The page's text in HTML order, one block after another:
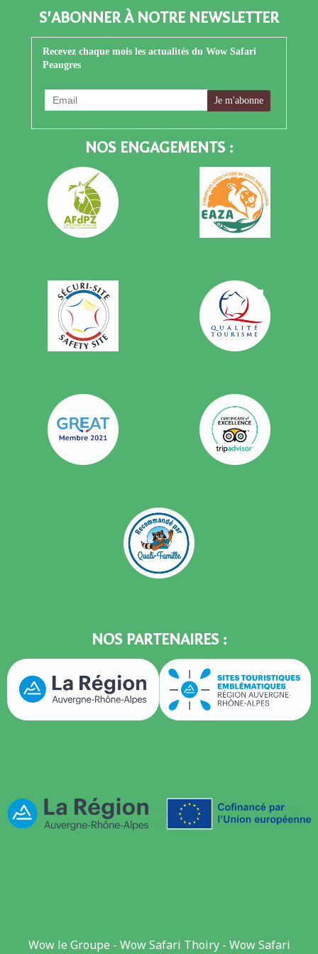
S'ABONNER À NOTRE NEWSLETTER
Recevez chaque mois les actualités du Wow Safari
Peaugres
NOS ENGAGEMENTS :
NOS PARTENAIRES :
Wow le Groupe - Wow Safari Thoiry- Wow Safari